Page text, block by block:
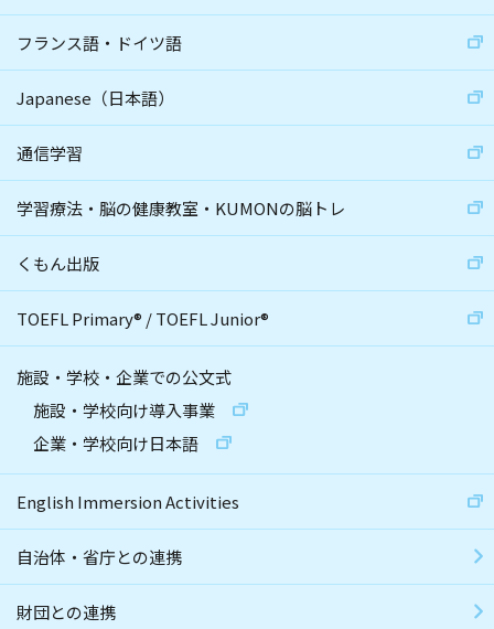
フランス語・ドイツ語
Japanese（日本語）
通信学習
学習療法・脳の健康教室・KUMONの脳トレ
くもん出版
TOEFL Primary® /TOEFL Junior®
施設・学校・企業での公文式
施設・学校向け導入事業
企業・学校向け日本語
English Immersion Activities
自治体・省庁との連携
財団との連携